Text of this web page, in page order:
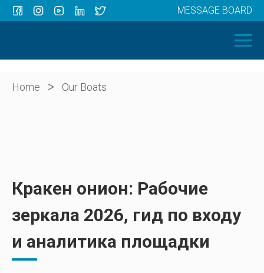
OUR BOATS
ABOUT US
MESSAGE BOARD
Home > Our Boats
Кракен онион: Рабочие
зеркала 2026, гид по входу
и аналитика площадки